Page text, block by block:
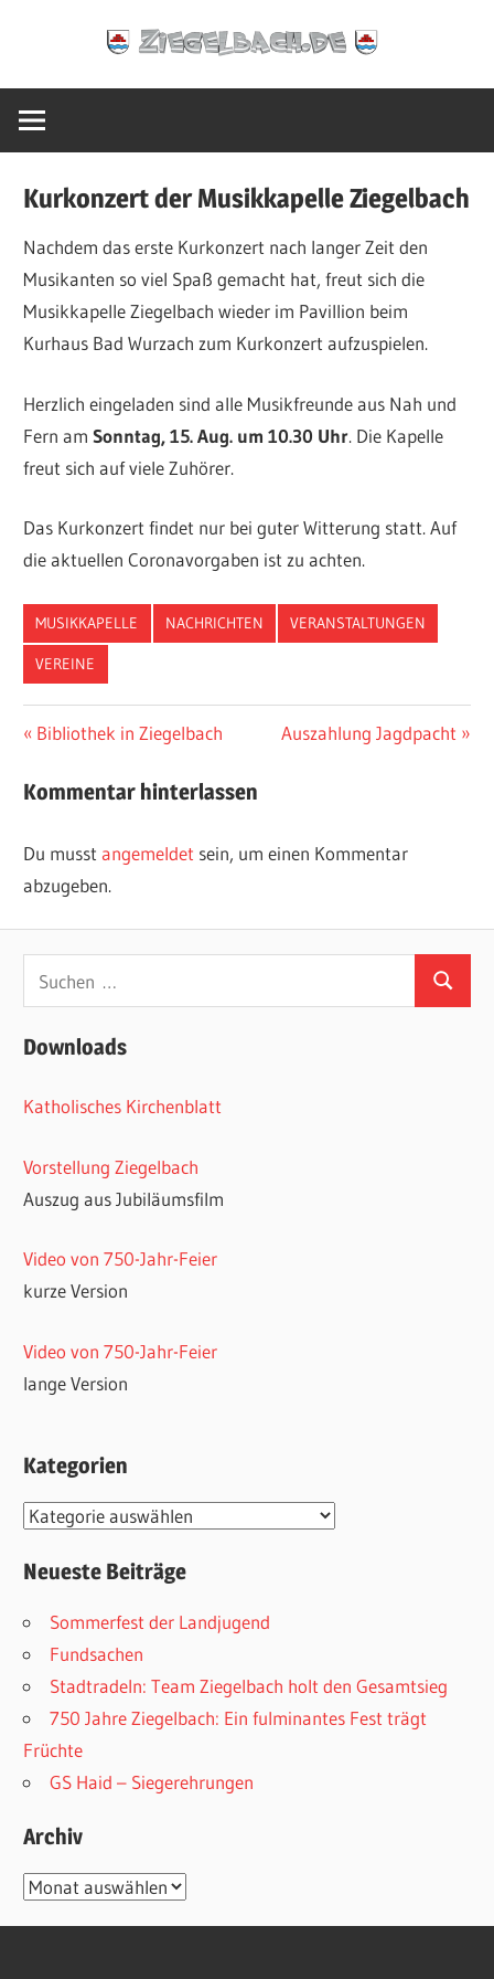
Ziegelbach.de
Kurkonzert der Musikkapelle Ziegelbach
Nachdem das erste Kurkonzert nach langer Zeit den
Musikanten so viel Spaß gemacht hat, freut sich die
Musikkapelle Ziegelbach wieder im Pavillion beim
Kurhaus Bad Wurzach zum Kurkonzert aufzuspielen.
Herzlich eingeladen sind alle Musikfreunde aus Nah und
Fern amSonntag, 15. Aug. um 10.30 Uhr. Die Kapelle
freut sich auf viele Zuhörer.
Das Kurkonzert findet nur bei guter Witterung statt. Auf
die aktuellen Coronavorgaben ist zu achten.
MUSIKKAPELLE NACHRICHTEN VERANSTALTUNGEN
VEREINE
Beitragsnavigation
Vorheriger
Bibliothek in Ziegelbach
Nächster
Auszahlung Jagdpacht
Kommentar hinterlassen
Du musstangemeldet sein, um einen Kommentar
abzugeben.
nach:
Suchen
Downloads
Katholisches Kirchenblatt
Vorstellung Ziegelbach
Auszug aus Jubiläumsfilm
Video von 750-Jahr-Feier
kurze Version
Video von 750-Jahr-Feier
lange Version
Kategorien
Kategorien
Neueste Beiträge
Sommerfest der Landjugend
Fundsachen
Stadtradeln: Team Ziegelbach holt den Gesamtsieg
750 Jahre Ziegelbach: Ein fulminantes Fest trägt
Früchte
GS Haid – Siegerehrungen
Archiv
Archiv